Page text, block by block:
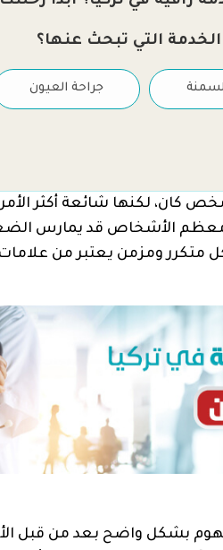
الخدمة التي تبحث عنها؟
جراحة العيون
كان، لكنها شائعة أكثر الأمر
معظم الأشخاص قد يمارس
متكرر ومزمن يعتبر من
بشكل واضح بعد من قبل